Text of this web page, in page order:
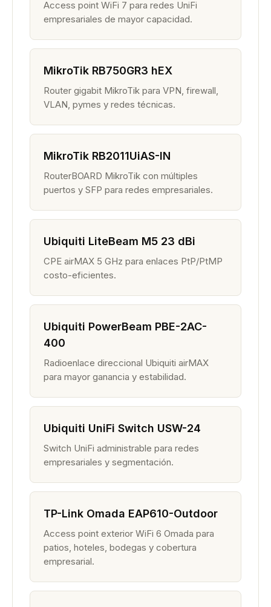
Access point WiFi 7 para redes UniFi
empresariales de mayor capacidad.
MikroTik RB750GR3 hEX
Router gigabit MikroTik para VPN, firewall,
VLAN, pymes y redes técnicas.
MikroTik RB2011UiAS-IN
RouterBOARD MikroTik con múltiples
puertos y SFP para redes empresariales.
Ubiquiti LiteBeam M5 23 dBi
CPE airMAX 5 GHz para enlaces PtP/PtMP
costo-eficientes.
Ubiquiti PowerBeam PBE-2AC-
400
Radioenlace direccional Ubiquiti airMAX
para mayor ganancia y estabilidad.
Ubiquiti UniFi Switch USW-24
Switch UniFi administrable para redes
empresariales y segmentación.
TP-Link Omada EAP610-Outdoor
Access point exterior WiFi 6 Omada para
patios, hoteles, bodegas y cobertura
empresarial.